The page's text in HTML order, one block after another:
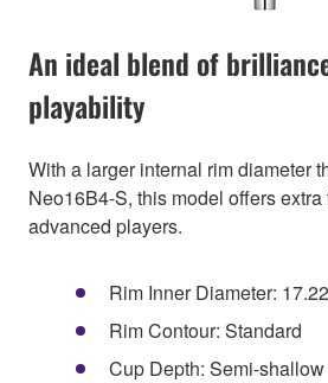
An ideal blend of
playability
With a larger internal rim diameter
Neo16B4-S, this model offers extra
advanced players.
Rim Inner Diameter:
Rim Contour: Standard
Cup Depth: Semi-shallow